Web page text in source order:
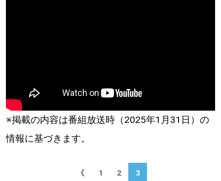
※掲載の内容は番組放送時（2025年1月31日）の
情報に基づきます。
《 1 2 3